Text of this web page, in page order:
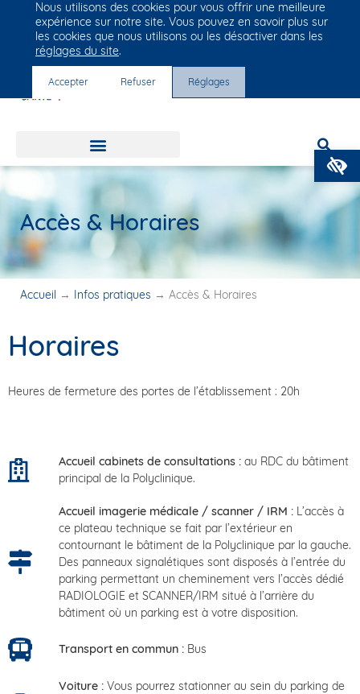
Groupe Vivalto Santé
Entre nous, la vie
Accès & Horaires
Accueil → Infos pratiques → Accès & Horaires
Horaires
Heures de fermeture des portes de l’établissement : 20h
Accueil cabinets de consultations :au RDC du bâtiment
principal de la Polyclinique.
Accueil imagerie médicale / scanner / IRM :L’accès à
ce plateau technique se fait par l’extérieur en
contournant le bâtiment de la Polyclinique par la gauche.
Des panneaux signalétiques sont disposés à l’entrée du
parking permettant un cheminement vers l’accès dédié
RADIOLOGIE et SCANNER/IRM situé à l’arrière du
bâtiment où un parking est à votre disposition.
Transport en commun :Bus
Voiture :Vous pourrez stationner au sein du parking de
Nous utilisons des cookies pour vous offrir une meilleure
expérience sur notre site. Vous pouvez en savoir plus sur
les cookies que nous utilisons ou les désactiver dans les
réglages du site.
Accepter Refuser Réglages